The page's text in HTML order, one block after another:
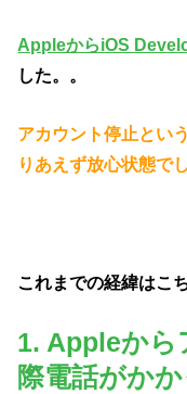
AppleからiOS
した。。
アカウント停止とい
りあえず放心状態で
これまでの経緯はこ
1. Appleから
際電話がか